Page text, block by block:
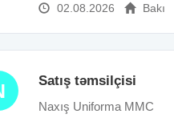
02.08.2026 Bakı
Satış təmsilçisi
Naxış Uniforma MMC